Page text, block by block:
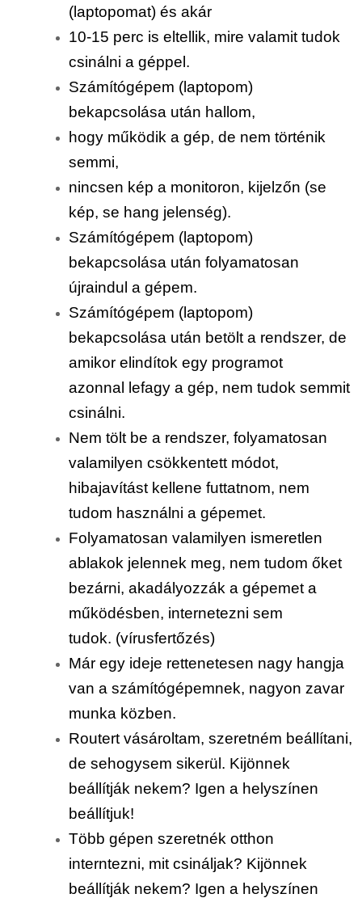
(laptopomat) és akár
10-15 perc is eltellik, mire valamit tudok
csinálni a géppel.
Számítógépem (laptopom)
bekapcsolása után hallom,
hogy működik a gép, de nem történik
semmi,
nincsen kép a monitoron, kijelzőn (se
kép, se hang jelenség).
Számítógépem (laptopom)
bekapcsolása után folyamatosan
újraindul a gépem.
Számítógépem (laptopom)
bekapcsolása után betölt a rendszer, de
amikor elindítok egy programot
azonnal lefagy a gép, nem tudok semmit
csinálni.
Nem tölt be a rendszer, folyamatosan
valamilyen csökkentett módot,
hibajavítást kellene futtatnom, nem
tudom használni a gépemet.
Folyamatosan valamilyen ismeretlen
ablakok jelennek meg, nem tudom őket
bezárni, akadályozzák a gépemet a
működésben, internetezni sem
tudok. (vírusfertőzés)
Már egy ideje rettenetesen nagy hangja
van a számítógépemnek, nagyon zavar
munka közben.
Routert vásároltam, szeretném beállítani,
de sehogysem sikerül. Kijönnek
beállítják nekem? Igen a helyszínen
beállítjuk!
Több gépen szeretnék otthon
interntezni, mit csináljak? Kijönnek
beállítják nekem? Igen a helyszínen